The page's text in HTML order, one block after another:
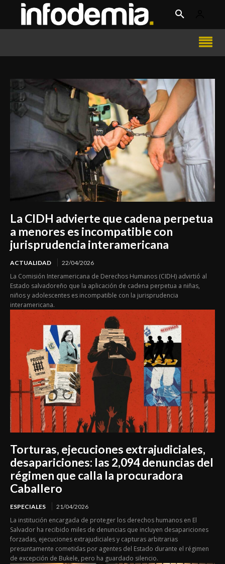
La CIDH advierte que cadena perpetua
a menores es incompatible con
jurisprudencia interamericana
ACTUALIDAD 22/04/2026
La Comisión Interamericana de Derechos Humanos (CIDH) advirtió al
Estado salvadoreño que la aplicación de cadena perpetua a niñas,
niños y adolescentes es incompatible con la jurisprudencia
interamericana.
Torturas, ejecuciones extrajudiciales,
desapariciones: las 2,094 denuncias del
régimen que calla la procuradora
Caballero
ESPECIALES 21/04/2026
La institución encargada de proteger los derechos humanos en El
Salvador ha recibido miles de denuncias que incluyen desapariciones
forzadas, ejecuciones extrajudiciales y capturas arbitrarias
presuntamente cometidas por agentes del Estado durante el régimen
de excepción de Bukele, pero ha guardado silencio.